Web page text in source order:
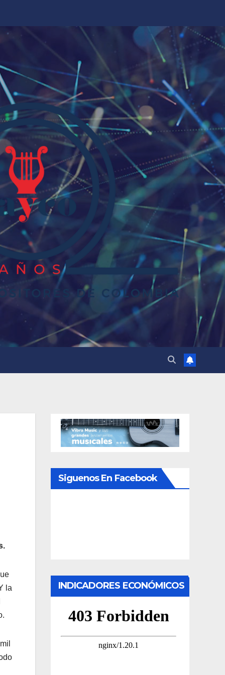
la
Siguenos En Facebook
INDICADORES ECONÓMICOS